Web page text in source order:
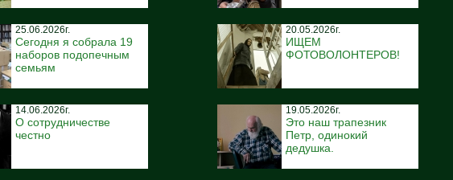
25.06.2026г.
Сегодня я собрала 19
наборов подопечным
семьям
14.06.2026г.
О сотрудничестве
честно
20.05.2026г.
ИЩЕМ
ФОТОВОЛОНТЕРОВ!
19.05.2026г.
Это наш трапезник
Петр, одинокий
дедушка.